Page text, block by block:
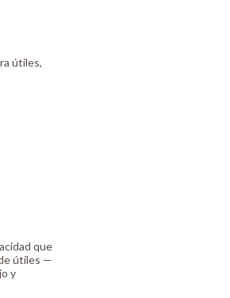
útiles,
que
útiles —
y